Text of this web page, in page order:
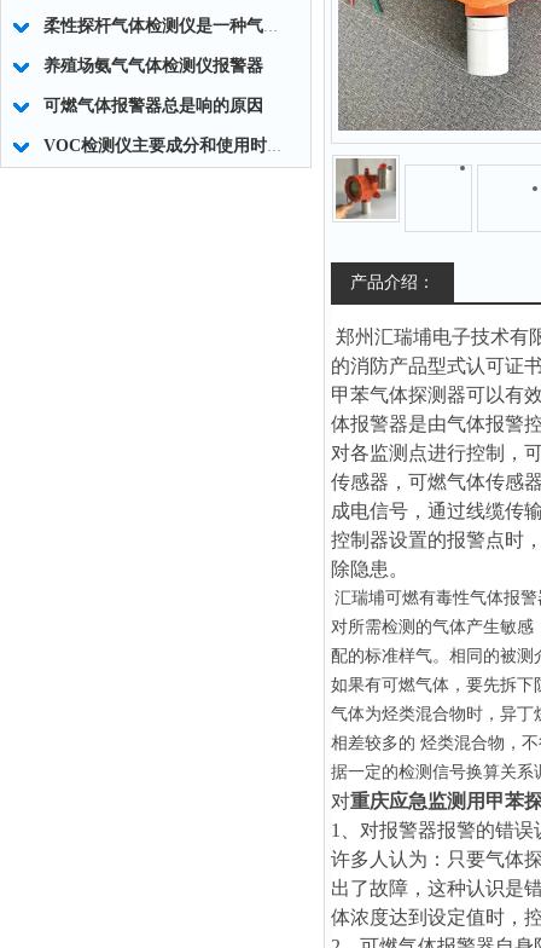
柔性探杆气体检测仪是一种气体泄露浓度检测的仪器仪表工具
养殖场氨气气体检测仪报警器
可燃气体报警器总是响的原因
VOC检测仪主要成分和使用时应注意事项
产品介绍：
郑州汇瑞埔电子技术有
的消防产品型式认可证
甲苯气体探测器可以有
体报警器是由气体报警
对各监测点进行控制，
传感器，可燃气体传感
成电信号，通过线缆传
控制器设置的报警点时
除隐患。
汇瑞埔可燃有毒性气体报
对所需检测的气体产生敏
配的标准样气。相同的被
如果有可燃气体，要先拆
气体为烃类混合物时，异
相差较多的 烃类混合物，
据一定的检测信号换算关系
对重庆应急监测用甲苯
1、对报警器报警的错误
许多人认为：只要气体
出了故障，这种认识是
体浓度达到设定值时，